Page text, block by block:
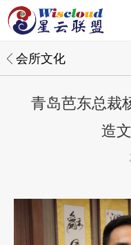
会所文化
青岛芭东总裁
造